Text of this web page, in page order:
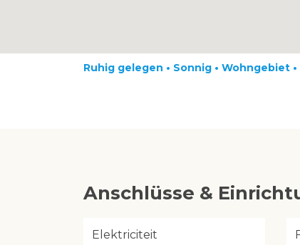
Ruhig gelegen • Sonnig • Wohngebiet
Anschlüsse &
Elektriciteit